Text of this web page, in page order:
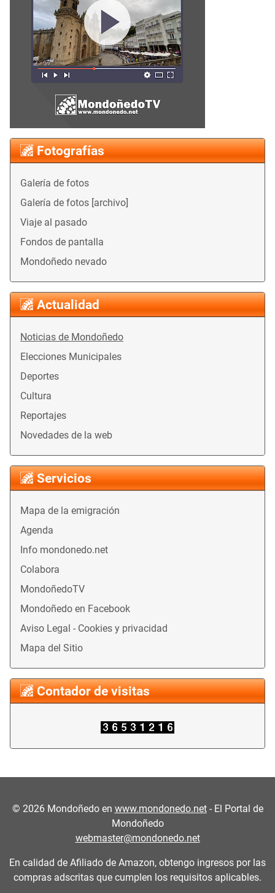
Fotografías
Galería de fotos
Galería de fotos [archivo]
Viaje al pasado
Fondos de pantalla
Mondoñedo nevado
Actualidad
Noticias de Mondoñedo
Elecciones Municipales
Deportes
Cultura
Reportajes
Novedades de la web
Servicios
Mapa de la emigración
Agenda
Info mondonedo.net
Colabora
MondoñedoTV
Mondoñedo en Facebook
Aviso Legal - Cookies y privacidad
Mapa del Sitio
Contador de visitas
© 2026Mondoñedo en www.mondonedo.net- El Portal de
Mondoñedo
webmaster@mondonedo.net
En calidad de Afiliado de Amazon, obtengo ingresos por las
compras adscritas que cumplen los requisitos aplicables.